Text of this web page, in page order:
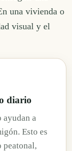
una vivienda o
visual y el
diario
ayudan a
Esto es
peatonal,